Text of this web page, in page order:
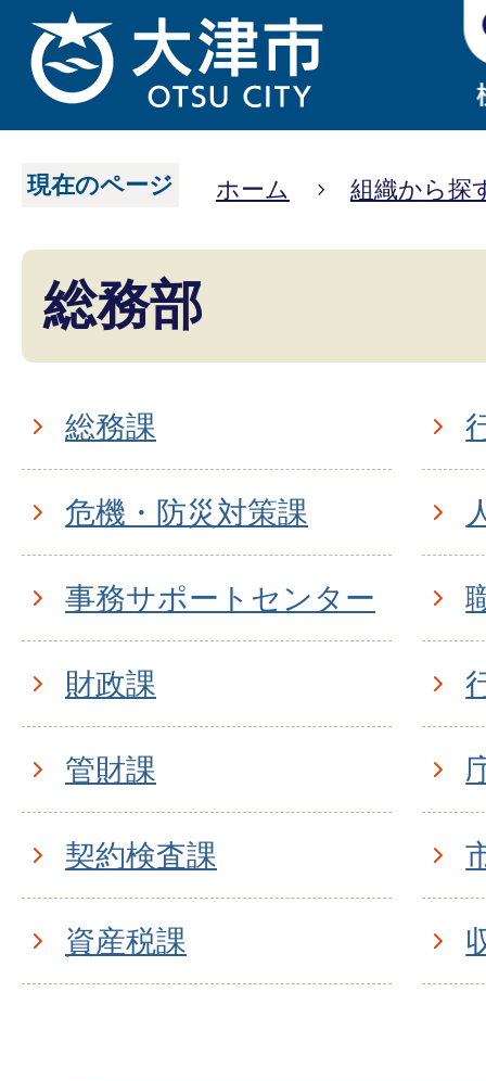
現在のページ ホーム 組織から探
総務部
総務課
危機・防災対策課
事務サポートセンター
財政課
管財課
契約検査課
資産税課